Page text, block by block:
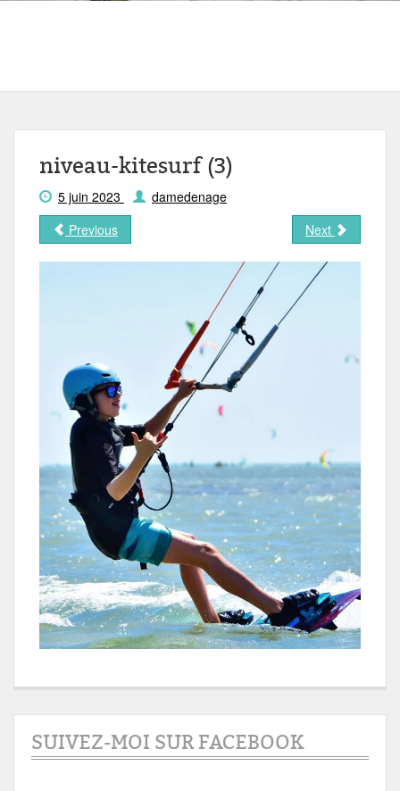
niveau-kitesurf (3)
5 juin 2023
damedenage
Previous
Next
SUIVEZ-MOI SUR FACEBOOK